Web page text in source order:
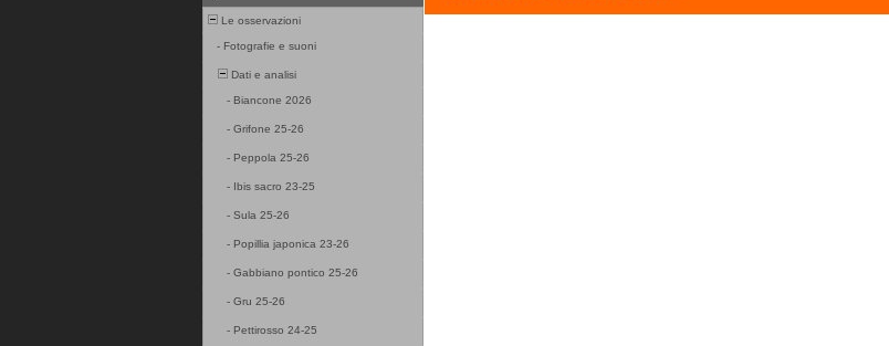
Le osservazioni
- Fotografie e suoni
Dati e analisi
- Biancone 2026
- Grifone 25-26
- Peppola 25-26
- Ibis sacro 23-25
- Sula 25-26
- Popillia japonica 23-26
- Gabbiano pontico 25-26
- Gru 25-26
- Pettirosso 24-25